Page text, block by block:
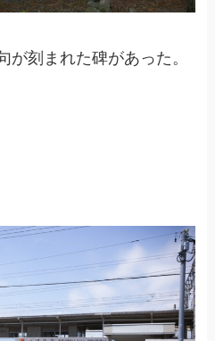
が刻まれた碑があった。